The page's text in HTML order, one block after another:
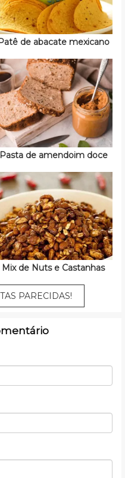
de abacate mexicano
Pasta de amendoim doce
Mix de Nuts e Castanhas
PARECIDAS!